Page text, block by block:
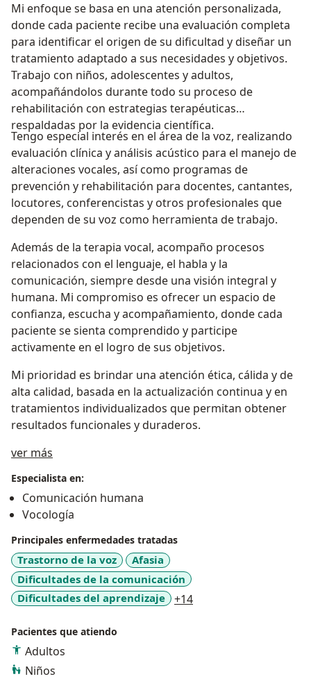
Mi enfoque se basa en una atención personalizada,
donde cada paciente recibe una evaluación completa
para identificar el origen de su dificultad y diseñar un
tratamiento adaptado a sus necesidades y objetivos.
Trabajo con niños, adolescentes y adultos,
acompañándolos durante todo su proceso de
rehabilitación con estrategias terapéuticas
respaldadas por la evidencia científica.
Tengo especial interés en el área de la voz, realizando
evaluación clínica y análisis acústico para el manejo de
alteraciones vocales, así como programas de
prevención y rehabilitación para docentes, cantantes,
locutores, conferencistas y otros profesionales que
dependen de su voz como herramienta de trabajo.
Además de la terapia vocal, acompaño procesos
relacionados con el lenguaje, el habla y la
comunicación, siempre desde una visión integral y
humana. Mi compromiso es ofrecer un espacio de
confianza, escucha y acompañamiento, donde cada
paciente se sienta comprendido y participe
activamente en el logro de sus objetivos.
Mi prioridad es brindar una atención ética, cálida y de
alta calidad, basada en la actualización continua y en
tratamientos individualizados que permitan obtener
resultados funcionales y duraderos.
ver más
Especialista en:
Comunicación humana
Vocología
Principales enfermedades tratadas
Trastorno de la voz
Afasia
Dificultades de la comunicación
Dificultades del aprendizaje
+14
Pacientes que atiendo
Adultos
Niños